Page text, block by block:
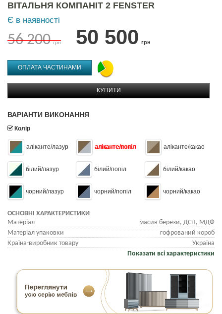
ВІТАЛЬНЯ КОМПАНІТ 2 FENSTER
Є в наявності
56 200 грн 50 500 грн
ОПЛАТА ЧАСТИНАМИ
КУПИТИ
ВАРІАНТИ ВИКОНАННЯ
Колір
аліканте/лазур аліканте/попіл аліканте/какао
білий/лазур білий/попіл білий/какао
чорний/лазур чорний/попіл чорний/какао
ОСНОВНІ ХАРАКТЕРИСТИКИ
Матеріал
масив берези, ДСП, МДФ
Матеріал упаковки
гофрований короб
Країна-виробник товару
Україна
Показати всі характеристики